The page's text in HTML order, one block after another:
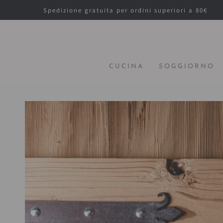
PASSA AL
CONTENUTOSpedizione gratuita per ordini superiori a 80€
CUCINA SOGGIORNO
PASSA ALLE
INFORMAZIONE
SUL PRODOTTO